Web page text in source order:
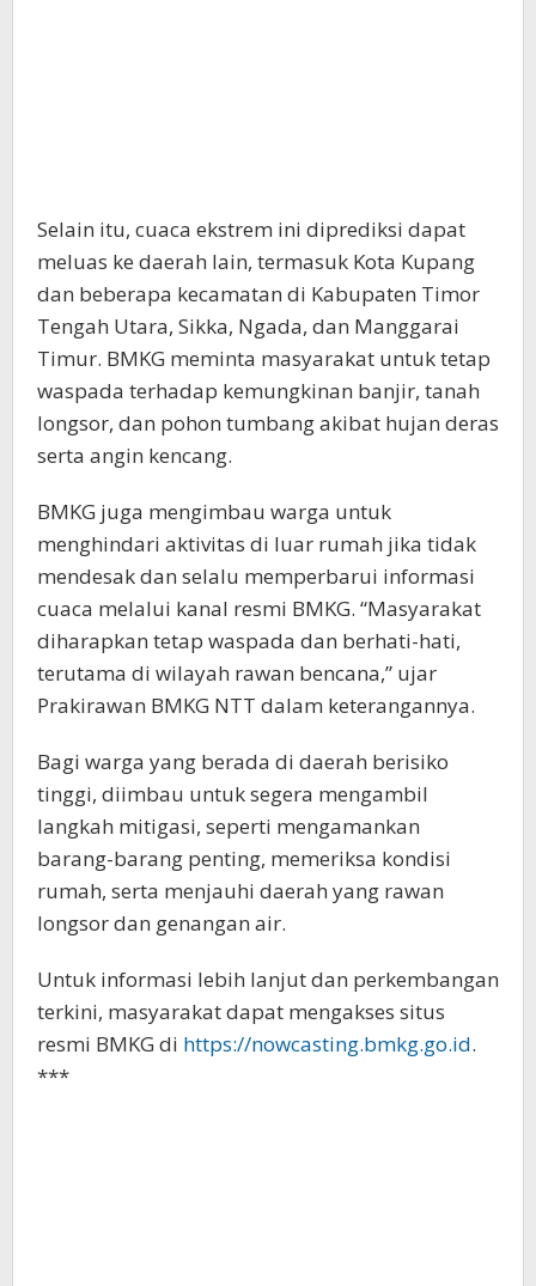
Selain itu, cuaca ekstrem ini diprediksi dapat
meluas ke daerah lain, termasuk Kota Kupang
dan beberapa kecamatan di Kabupaten Timor
Tengah Utara, Sikka, Ngada, dan Manggarai
Timur. BMKG meminta masyarakat untuk tetap
waspada terhadap kemungkinan banjir, tanah
longsor, dan pohon tumbang akibat hujan deras
serta angin kencang.
BMKG juga mengimbau warga untuk
menghindari aktivitas di luar rumah jika tidak
mendesak dan selalu memperbarui informasi
cuaca melalui kanal resmi BMKG. “Masyarakat
diharapkan tetap waspada dan berhati-hati,
terutama di wilayah rawan bencana,” ujar
Prakirawan BMKG NTT dalam keterangannya.
Bagi warga yang berada di daerah berisiko
tinggi, diimbau untuk segera mengambil
langkah mitigasi, seperti mengamankan
barang-barang penting, memeriksa kondisi
rumah, serta menjauhi daerah yang rawan
longsor dan genangan air.
Untuk informasi lebih lanjut dan perkembangan
terkini, masyarakat dapat mengakses situs
resmi BMKG di https://nowcasting.bmkg.go.id.
***